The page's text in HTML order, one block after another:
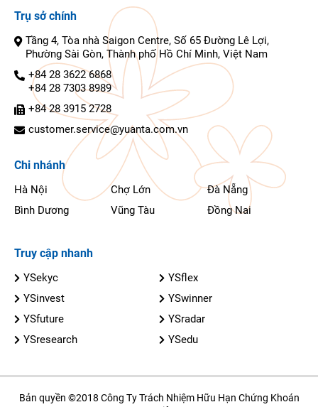
Trụ sở chính
Tầng 4, Tòa nhà Saigon Centre, Số 65 Đường Lê Lợi,
Phường Sài Gòn, Thành phố Hồ Chí Minh, Việt Nam
+84 28 3622 6868
+84 28 7303 8989
+84 28 3915 2728
customer.service@yuanta.com.vn
Chi nhánh
Hà Nội Chợ Lớn
Đà Nẵng
Bình Dương
Vũng Tàu Đồng Nai
Truy cập nhanh
YSekyc
YSflex
YSinvest
YSwinner
YSfuture
YSradar
YSresearch
YSedu
Bản quyền ©2018 Công Ty Trách Nhiệm Hữu Hạn Chứng Khoán